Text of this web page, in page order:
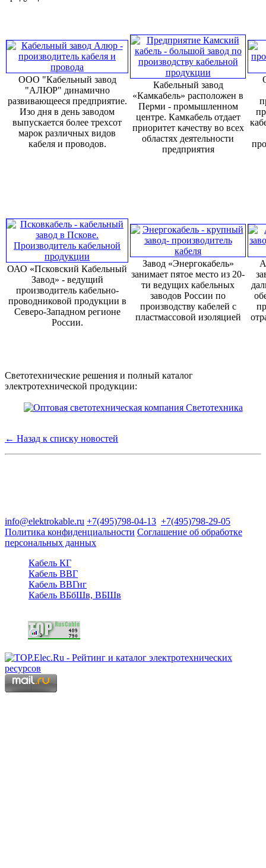
ООО "Кабельный завод
"АЛЮР" динамично
развивающееся предприятие.
Изо дня в день заводом
выпускается более трехсот
марок различных видов
кабеля и проводов.
Кабельный завод
«Камкабель» расположен в
Перми - промышленном
центре. Камкабель отдает
приоритет качеству во всех
областях деятельности
предприятия
ОАО «Псковский Кабельный
Завод» - ведущий
производитель кабельно-
проводниковой продукции в
Северо-Западном регионе
России.
Завод «Энергокабель»
занимает пятое место из 20-
ти ведущих кабельных
заводов России по
производству кабелей с
пластмассовой изоляцией
Светотехнические решения и полный каталог
электротехнической продукции:
← Назад к списку новостей
info@elektrokable.ru +7(495)798-04-13 +7(495)798-29-05
Политика конфиденциальности Соглашение об обработке
персональных данных
Кабель КГ
Кабель ВВГ
Кабель ВВГнг
Кабель ВБбШв, ВБШв